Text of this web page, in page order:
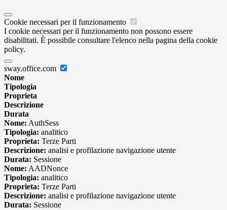
Cookie necessari per il funzionamento
I cookie necessari per il funzionamento non possono essere
disabilitati. È possibile consultare l'elenco nella pagina della cookie
policy.
sway.office.com
Nome
Tipologia
Proprieta
Descrizione
Durata
Nome: AuthSess
Tipologia: analitico
Proprieta: Terze Parti
Descrizione: analisi e profilazione navigazione utente
Durata: Sessione
Nome: AADNonce
Tipologia: analitico
Proprieta: Terze Parti
Descrizione: analisi e profilazione navigazione utente
Durata: Sessione